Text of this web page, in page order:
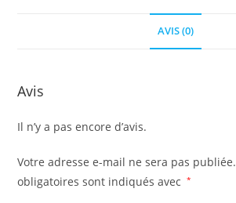
AVIS (0)
Avis
Il n’y a pas encore d’avis.
Votre adresse e-mail ne sera pas publiée.
obligatoires sont indiqués avec
*